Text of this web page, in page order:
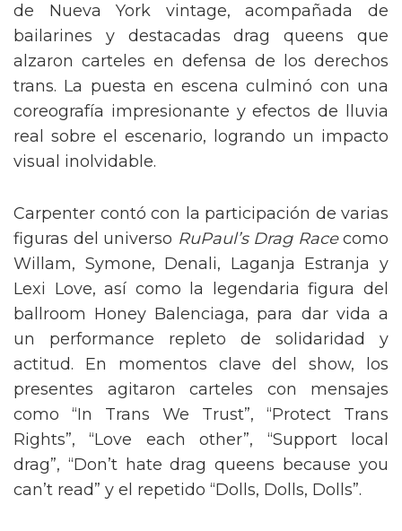
de Nueva York vintage, acompañada de
bailarines y destacadas drag queens que
alzaron carteles en defensa de los derechos
trans. La puesta en escena culminó con una
coreografía impresionante y efectos de lluvia
real sobre el escenario, logrando un impacto
visual inolvidable.
Carpenter contó con la participación de varias
figuras del universo RuPaul’s Drag Racecomo
Willam, Symone, Denali, Laganja Estranja y
Lexi Love, así como la legendaria figura del
ballroom Honey Balenciaga, para dar vida a
un performance repleto de solidaridad y
actitud. En momentos clave del show, los
presentes agitaron carteles con mensajes
como “In Trans We Trust”, “Protect Trans
Rights”, “Love each other”, “Support local
drag”, “Don’t hate drag queens because you
can’t read” y el repetido “Dolls, Dolls, Dolls”.